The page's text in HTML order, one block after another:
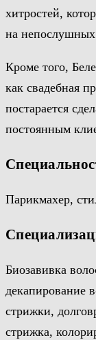
хитростей,
на непослушных
Кроме того,
как свадебная
постарается
постоянным
Парикмахер,
Биозавивка
декапирование
стрижки,
стрижка,